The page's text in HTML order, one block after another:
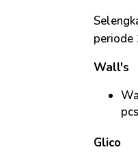
periode
Wall's
Glico